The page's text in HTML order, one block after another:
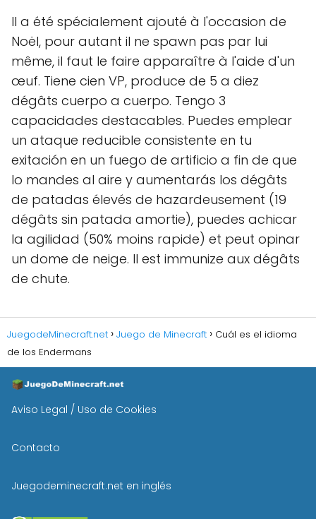
Il a été spécialement ajouté à l'occasion de
Noël, pour autant il ne spawn pas par lui
même, il faut le faire apparaître à l'aide d'un
œuf. Tiene cien VP, produce de 5 a diez
dégâts cuerpo a cuerpo. Tengo 3
capacidades destacables. Puedes emplear
un ataque reducible consistente en tu
exitación en un fuego de artificio a fin de que
lo mandes al aire y aumentarás los dégâts
de patadas élevés de hazardeusement (19
dégâts sin patada amortie), puedes achicar
la agilidad (50% moins rapide) et peut opinar
un dome de neige. Il est immunize aux dégâts
de chute.
JuegodeMinecraft.net Juego de Minecraft
Cuál es el idioma
de los Endermans
Aviso Legal / Uso de Cookies
Contacto
Juegodeminecraft.net en inglés